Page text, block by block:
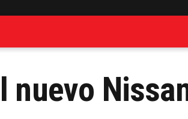
nuevo